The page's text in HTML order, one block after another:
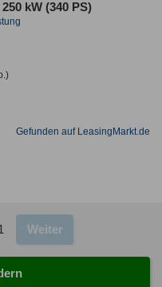
kW (340 PS)
Gefunden auf LeasingMarkt.de
Weiter